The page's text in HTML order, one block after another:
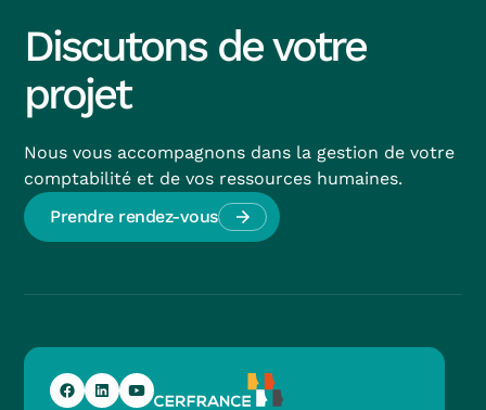
Discutons de votre
projet
Nous vous accompagnons dans la gestion de votre
comptabilité et de vos ressources humaines.
Prendre rendez-vous